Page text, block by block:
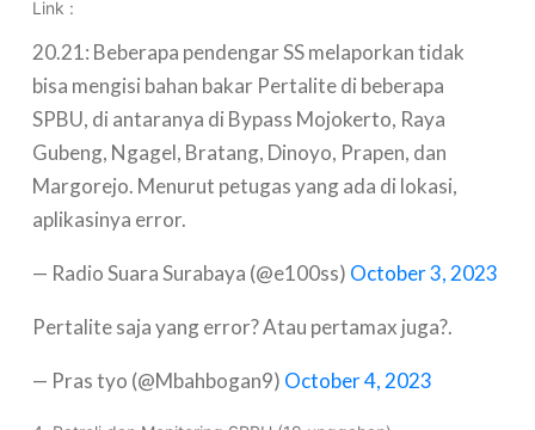
Link :
20.21: Beberapa pendengar SS melaporkan tidak
bisa mengisi bahan bakar Pertalite di beberapa
SPBU, di antaranya di Bypass Mojokerto, Raya
Gubeng, Ngagel, Bratang, Dinoyo, Prapen, dan
Margorejo. Menurut petugas yang ada di lokasi,
aplikasinya error.
— Radio Suara Surabaya (@e100ss) October 3, 2023
Pertalite saja yang error? Atau pertamax juga?.
— Pras tyo (@Mbahbogan9) October 4, 2023